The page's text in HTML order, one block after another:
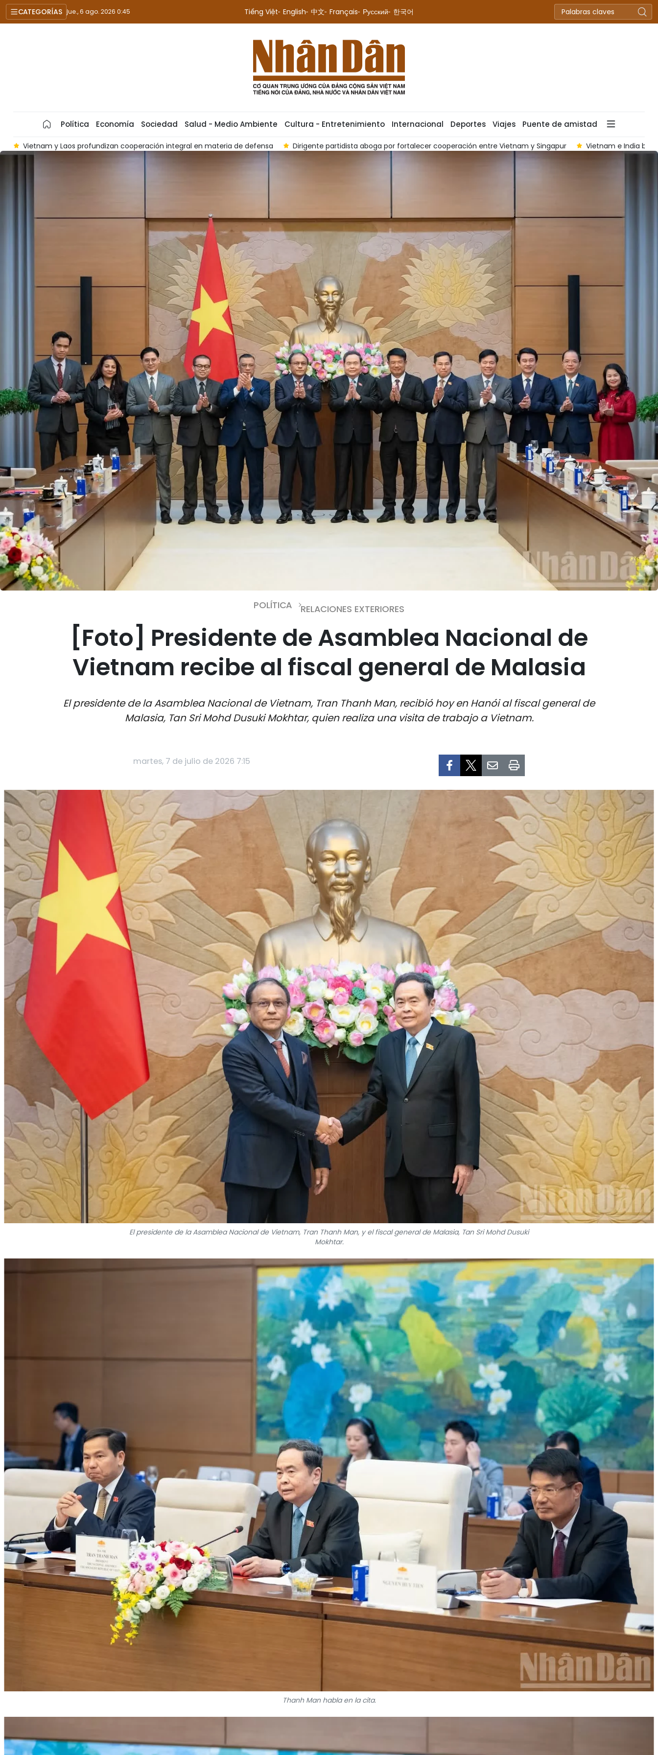
CATEGORÍAS jue., 6 ago. 2026 0:45 Tiếng Việt English 中文 Français Русский 한국어
Política Economía Sociedad Salud - Medio Ambiente Cultura - Entretenimiento Internacional Deportes Viajes Puente de amistad
Dirigente partidista aboga por fortalecer cooperación entre Vietnam y Singapur Vietnam e India buscan nuevas orientaciones estratégicas para profundizar asociación bilateral
POLÍTICA RELACIONES EXTERIORES
[Foto] Presidente de Asamblea Nacional de
Vietnam recibe al fiscal general de Malasia
El presidente de la Asamblea Nacional de Vietnam, Tran Thanh Man, recibió hoy en Hanói al fiscal general de
Malasia, Tan Sri Mohd Dusuki Mokhtar, quien realiza una visita de trabajo a Vietnam.
martes, 7 de julio de 2026 7:15
El presidente de la Asamblea Nacional de Vietnam, Tran Thanh Man, y el fiscal general de Malasia, Tan Sri Mohd Dusuki
Mokhtar.
Thanh Man habla en la cita.